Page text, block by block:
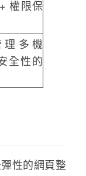
+ 權限保
多機
全性的
性的網頁整